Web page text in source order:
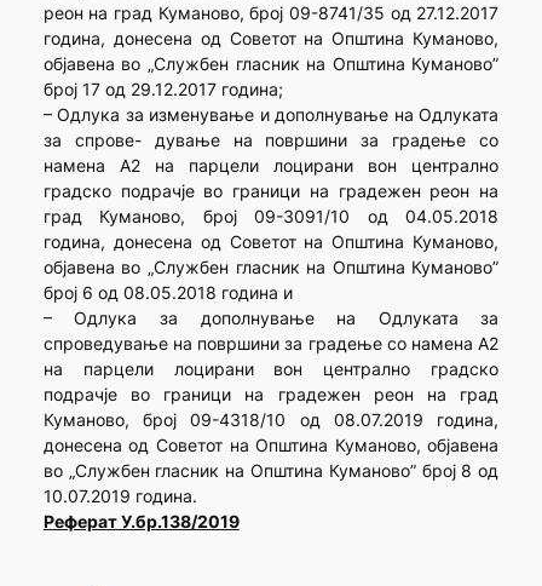
реон на град Куманово, број 09-8741/35 од 27.12.2017
година, донесена од Советот на Општина Куманово,
објавена во „Службен гласник на Општина Куманово”
број 17 од 29.12.2017 година;
– Одлука за изменување и дополнување на Одлуката
за спрове- дување на површини за градење со
намена А2 на парцели лоцирани вон централно
градско подрачје во граници на градежен реон на
град Куманово, број 09-3091/10 од 04.05.2018
година, донесена од Советот на Општина Куманово,
објавена во „Службен гласник на Општина Куманово”
број 6 од 08.05.2018 година и
– Одлука за дополнување на Одлуката за
спроведување на површини за градење со намена А2
на парцели лоцирани вон централно градско
подрачје во граници на градежен реон на град
Куманово, број 09-4318/10 од 08.07.2019 година,
донесена од Советот на Општина Куманово, објавена
во „Службен гласник на Општина Куманово” број 8 од
10.07.2019 година.
Реферат У.бр.138/2019